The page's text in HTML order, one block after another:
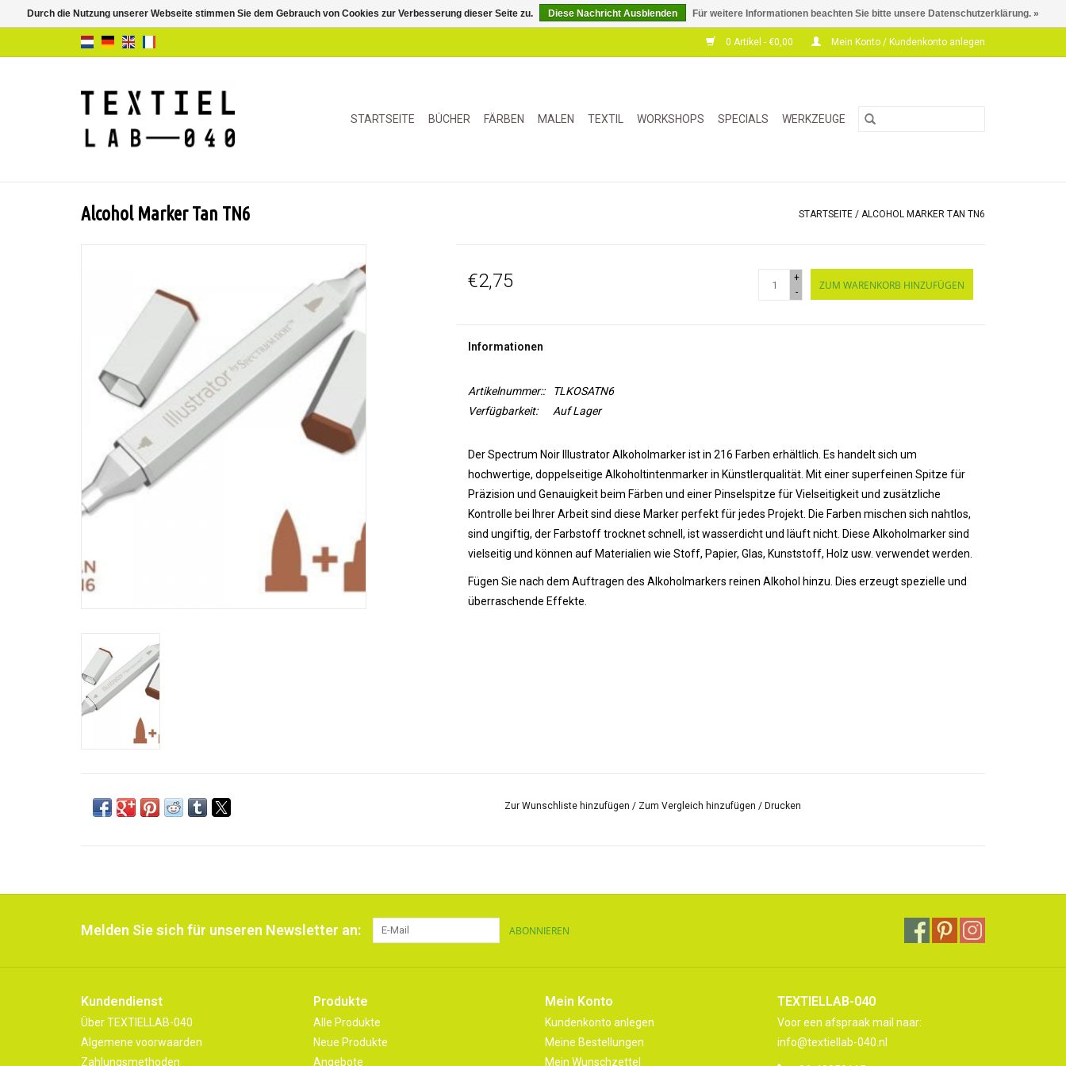
0 Artikel - €0,00 Mein Konto / Kundenkonto anlegen
STARTSEITE BÜCHER FÄRBEN MALEN TEXTIL WORKSHOPS SPECIALS WERKZEUGE
Alcohol Marker Tan TN6 STARTSEITE / ALCOHOL MARKER TAN TN6
€2,75
+
-
ZUM WARENKORB HINZUFÜGEN
Informationen
Artikelnummer::
TLKOSATN6
Verfügbarkeit:
Auf Lager
Der Spectrum Noir Illustrator Alkoholmarker ist in 216 Farben erhältlich. Es handelt sich um
hochwertige, doppelseitige Alkoholtintenmarker in Künstlerqualität. Mit einer superfeinen Spitze für
Präzision und Genauigkeit beim Färben und einer Pinselspitze für Vielseitigkeit und zusätzliche
Kontrolle bei Ihrer Arbeit sind diese Marker perfekt für jedes Projekt. Die Farben mischen sich nahtlos,
sind ungiftig, der Farbstoff trocknet schnell, ist wasserdicht und läuft nicht. Diese Alkoholmarker sind
vielseitig und können auf Materialien wie Stoff, Papier, Glas, Kunststoff, Holz usw. verwendet werden.
Fügen Sie nach dem Auftragen des Alkoholmarkers reinen Alkohol hinzu. Dies erzeugt spezielle und
überraschende Effekte.
Zur Wunschliste hinzufügen / Zum Vergleich hinzufügen /Drucken
Melden Sie sich für unseren Newsletter an: ABONNIEREN
Kundendienst
Über TEXTIELLAB-040
Algemene voorwaarden
Zahlungsmethoden
Produkte
Alle Produkte
Neue Produkte
Angebote
Mein Konto
Kundenkonto anlegen
Meine Bestellungen
Mein Wunschzettel
TEXTIELLAB-040
Voor een afspraak mail naar:
info@textiellab-040.nl
Durch die Nutzung unserer Webseite stimmen Sie dem Gebrauch von Cookies zur Verbesserung dieser Seite zu. Diese Nachricht Ausblenden Für weitere Informationen beachten Sie bitte unsere Datenschutzerklärung. »